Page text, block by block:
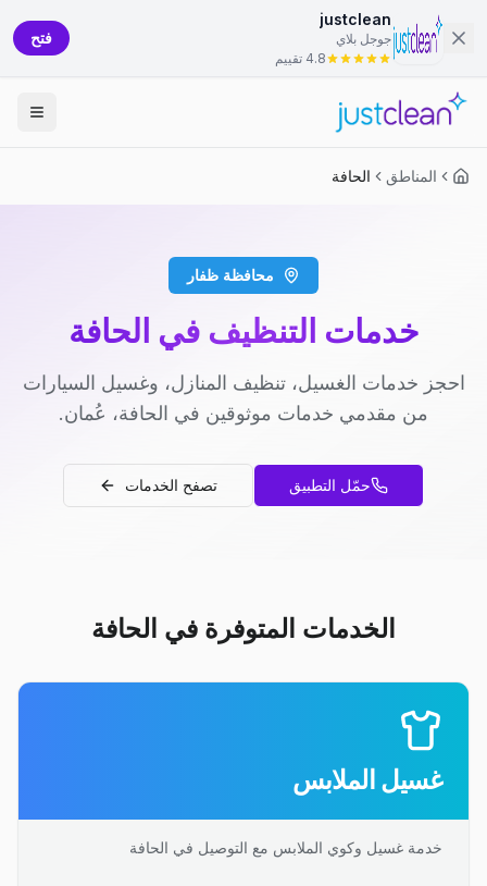
justclean
جوجل بلاي
4.8 تقييم
فتح
المناطق الحافة
محافظة ظفار
خدمات التنظيف في الحافة
احجز خدمات الغسيل، تنظيف المنازل، وغسيل السيارات
من مقدمي خدمات موثوقين في الحافة، عُمان.
حمّل التطبيق تصفح الخدمات
الخدمات المتوفرة في الحافة
غسيل الملابس
خدمة غسيل وكوي الملابس مع التوصيل في الحافة